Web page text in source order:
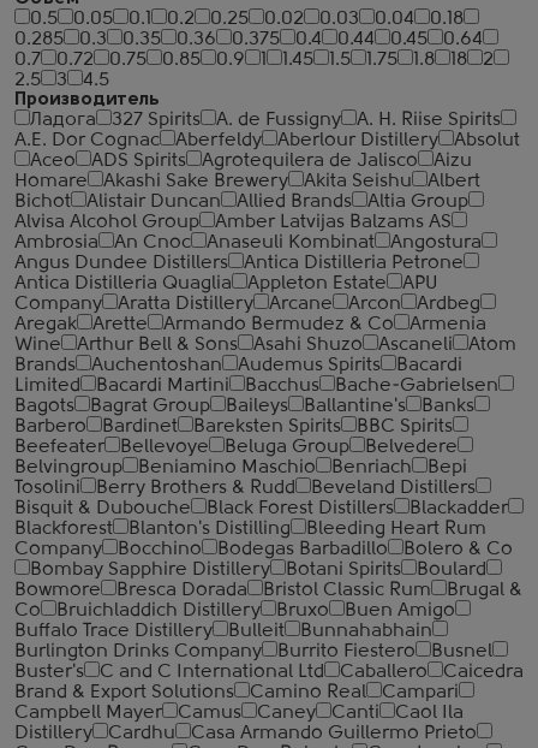
0.5
0.05 0.1 0.2 0.25 0.02 0.03 0.04
0.18
0.285
0.3 0.35 0.36 0.375 0.4 0.44 0.45
0.64
0.7
0.72 0.75 0.85 0.9 1.45 1.5 1.75 1.8 18
2
2.5
3
4.5
Производитель
Ладога
327 Spirits A. de Fussigny
A. H. Riise Spirits
A.E. Dor Cognac
Aberfeldy Aberlour Distillery
Absolut
Aceo
ADS Spirits Agrotequilera de Jalisco
Aizu
Homare
Akashi Sake Brewery Akita Seishu
Albert
Bichot
Alistair Duncan Allied Brands
Altia Group
Alvisa Alcohol Group
Amber Latvijas Balzams AS
Ambrosia
An Cnoc Anaseuli Kombinat
Angostura
Angus Dundee Distillers
Antica Distilleria Petrone
Antica Distilleria Quaglia
Appleton Estate
APU
Company
Aratta Distillery Arcane Arcon
Ardbeg
Aregak
Arette Armando Bermudez & Co
Armenia
Wine
Arthur Bell & Sons Asahi Shuzo Ascaneli
Atom
Brands
Auchentoshan Audemus Spirits
Bacardi
Limited
Bacardi Martini Bacchus
Bache-Gabrielsen
Bagots
Bagrat Group Baileys Ballantine's
Banks
Barbero
Bardinet Bareksten Spirits
BBC Spirits
Beefeater
Bellevoye Beluga Group
Belvedere
Belvingroup
Beniamino Maschio Benriach
Bepi
Tosolini
Berry Brothers & Rudd
Beveland Distillers
Bisquit & Dubouche
Black Forest Distillers
Blackadder
Blackforest
Blanton's Distilling
Bleeding Heart Rum
Company
Bocchino Bodegas Barbadillo
Bolero & Co
Bombay Sapphire Distillery
Botani Spirits
Boulard
Bowmore
Bresca Dorada Bristol Classic Rum
Brugal &
Co
Bruichladdich Distillery Bruxo
Buen Amigo
Buffalo Trace Distillery
Bulleit
Bunnahabhain
Burlington Drinks Company
Burrito Fiestero
Busnel
Buster's
C and C International Ltd Caballero
Caicedra
Brand & Export Solutions
Camino Real
Campari
Campbell Mayer
Camus Caney Canti
Caol Ila
Distillery
Cardhu
Casa Armando Guillermo Prieto